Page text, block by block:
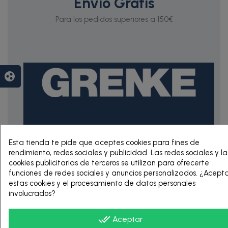
Para los pedidos superiores a 150€
HASTA 60 MESES
Esta tienda te pide que aceptes cookies para fines de
rendimiento, redes sociales y publicidad. Las redes sociales y
cookies publicitarias de terceros se utilizan para ofrecerte
funciones de redes sociales y anuncios personalizados.
estas cookies y el procesamiento de datos personales
involucrados?
done_all Aceptar
group_work